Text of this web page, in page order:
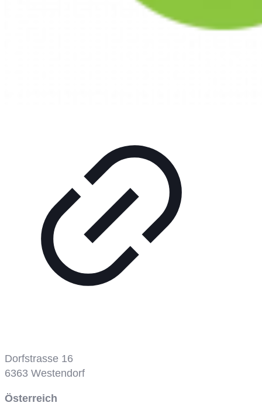
Dorfstrasse 16
6363 Westendorf
Österreich